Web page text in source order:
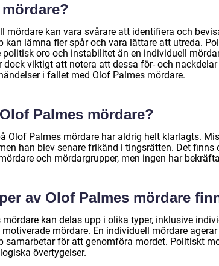
mördare kan vara svårare att identifiera och
kan lämna fler spår och vara lättare att utreda.
politisk oro och instabilitet än en individuell
dock viktigt att notera att dessa för- och
i fallet med Olof Palmes mördare.
Palmes mördare?
Olof Palmes mördare har aldrig helt klarlagts.
han blev senare frikänd i tingsrätten. Det
och mördargrupper, men ingen har
av Olof Palmes mördare
mördare kan delas upp i olika typer, inklusive
mördare. En individuell mördare
samarbetar för att genomföra mordet. Politiskt
övertygelser.